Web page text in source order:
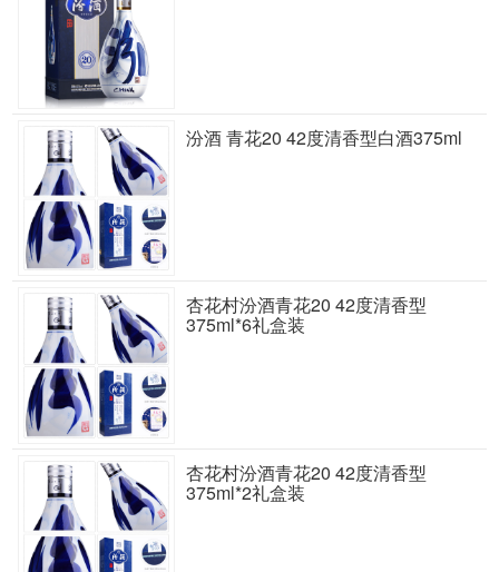
汾酒 青花20 42度清香型白酒375ml
杏花村汾酒青花20 42度清香型
375ml*6礼盒装
杏花村汾酒青花20 42度清香型
375ml*2礼盒装